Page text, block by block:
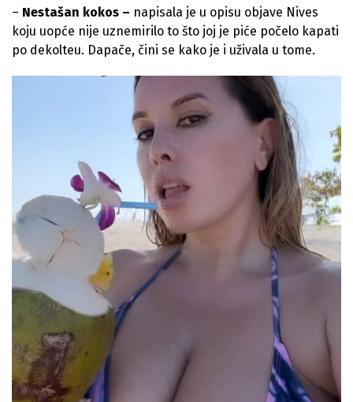
– Nestašan kokos – napisala je u opisu objave Nives
koju uopće nije uznemirilo to što joj je piće počelo kapati
po dekolteu. Dapače, čini se kako je i uživala u tome.